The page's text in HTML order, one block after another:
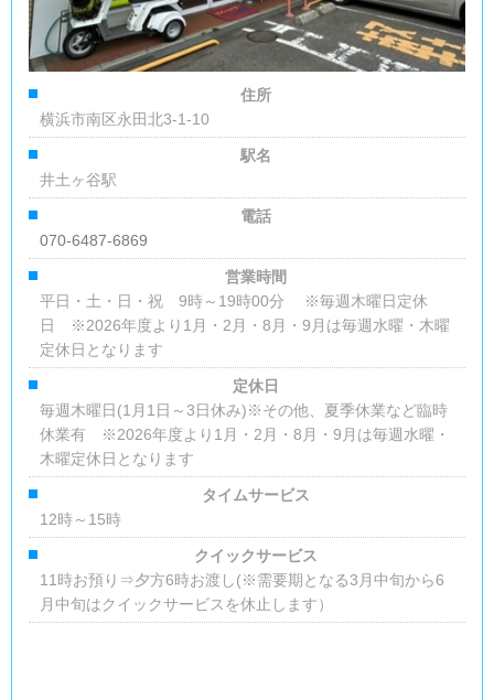
住所
横浜市南区永田北3-1-10
駅名
井土ヶ谷駅
電話
070-6487-6869
営業時間
平日・土・日・祝 9時～19時00分 ※毎週木曜日定休
日 ※2026年度より1月・2月・8月・9月は毎週水曜・木曜
定休日となります
定休日
毎週木曜日(1月1日～3日休み)※その他、夏季休業など臨時
休業有 ※2026年度より1月・2月・8月・9月は毎週水曜・
木曜定休日となります
タイムサービス
12時～15時
クイックサービス
11時お預り⇒夕方6時お渡し(※需要期となる3月中旬から6
月中旬はクイックサービスを休止します）